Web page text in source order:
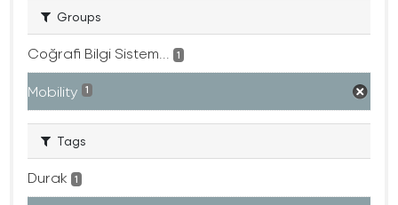
Groups
Coğrafi Bilgi Sistem... 1
Mobility 1
Tags
Durak 1